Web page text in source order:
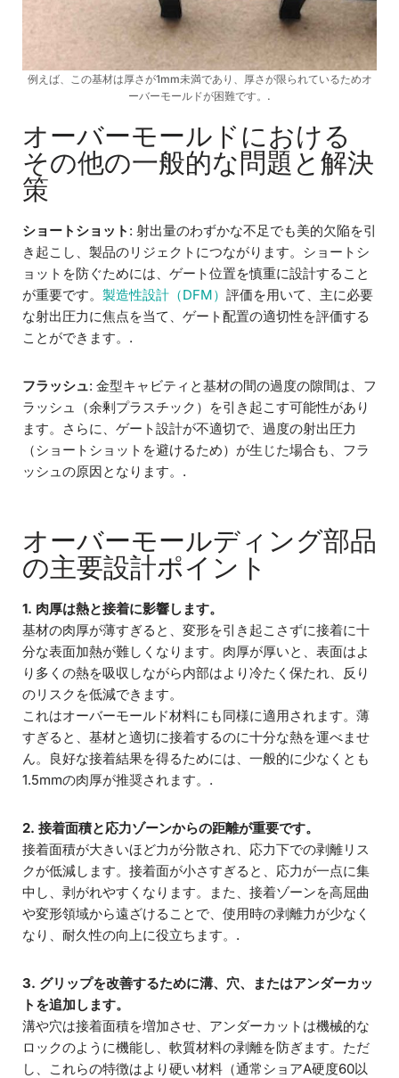
例えば、この基材は厚さが1mm未満であり、厚さが限られているためオ
ーバーモールドが困難です。.
オーバーモールドにおける
その他の一般的な問題と解決
策
ショートショット : 射出量のわずかな不足でも美的欠陥を引
き起こし、製品のリジェクトにつながります。ショートシ
ョットを防ぐためには、ゲート位置を慎重に設計すること
が重要です。 製造性設計（DFM） 評価を用いて、主に必要
な射出圧力に焦点を当て、ゲート配置の適切性を評価する
ことができます。.
フラッシュ: 金型キャビティと基材の間の過度の隙間は、フ
ラッシュ（余剰プラスチック）を引き起こす可能性があり
ます。さらに、ゲート設計が不適切で、過度の射出圧力
（ショートショットを避けるため）が生じた場合も、フラ
ッシュの原因となります。.
オーバーモールディング部品
の主要設計ポイント
1. 肉厚は熱と接着に影響します。
基材の肉厚が薄すぎると、変形を引き起こさずに接着に十
分な表面加熱が難しくなります。肉厚が厚いと、表面はよ
り多くの熱を吸収しながら内部はより冷たく保たれ、反り
のリスクを低減できます。
これはオーバーモールド材料にも同様に適用されます。薄
すぎると、基材と適切に接着するのに十分な熱を運べませ
ん。良好な接着結果を得るためには、一般的に少なくとも
1.5mmの肉厚が推奨されます。.
2. 接着面積と応力ゾーンからの距離が重要です。
接着面積が大きいほど力が分散され、応力下での剥離リス
クが低減します。接着面が小さすぎると、応力が一点に集
中し、剥がれやすくなります。また、接着ゾーンを高屈曲
や変形領域から遠ざけることで、使用時の剥離力が少なく
なり、耐久性の向上に役立ちます。.
3. グリップを改善するために溝、穴、またはアンダーカッ
トを追加します。
溝や穴は接着面積を増加させ、アンダーカットは機械的な
ロックのように機能し、軟質材料の剥離を防ぎます。ただ
し、これらの特徴はより硬い材料（通常ショアA硬度60以